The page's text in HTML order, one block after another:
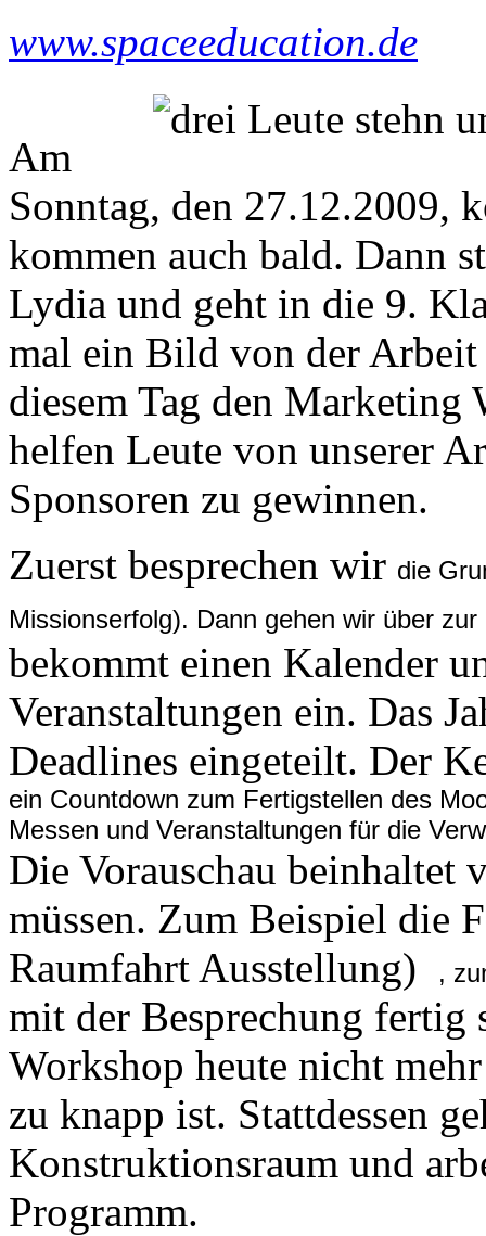
www.spaceeducation.de
Am
Sonntag, den 27.12.2009,
kommen auch bald. Dann
Lydia und geht in die 9.
mal ein Bild von der
diesem Tag den Marketing
helfen Leute von unserer
Sponsoren zu gewinnen.
Zuerst besprechen wir die
Missionserfolg). Dann gehen wir über zur
bekommt einen Kalender
Veranstaltungen ein. Das
Deadlines eingeteilt. Der
ein Countdown zum Fertigstellen des
Messen und Veranstaltungen für die
Die Vorauschau
müssen. Zum Beispiel die
Raumfahrt Ausstellung)
,
mit der Besprechung fertig
Workshop heute nicht
zu knapp ist. Stattdessen
Konstruktionsraum und
Programm.